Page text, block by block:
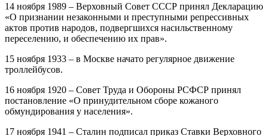
14 ноября 1989 – Верховный Совет СССР принял Декларацию
«О признании незаконными и преступными репрессивных
актов против народов, подвергшихся насильственному
переселению, и обеспечению их прав».
15 ноября 1933 – в Москве начато регулярное движение
троллейбусов.
16 ноября 1920 – Совет Труда и Обороны РСФСР принял
постановление «О принудительном сборе кожаного
обмундирования у населения».
17 ноября 1941 – Сталин подписал приказ Ставки Верховного